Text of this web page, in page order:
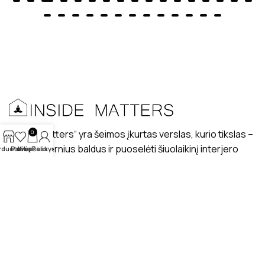
„Inside matters“ yra šeimos įkurtas verslas, kurio tikslas –
kurti modernius baldus ir puoselėti šiuolaikinį interjero
Patikę
0
Krepšelis
Paskyra